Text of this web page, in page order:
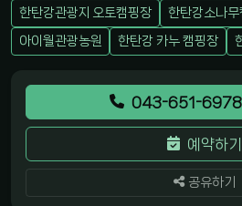
한탄강관광지 오토캠핑장
한탄강소나무
아이월관광농원
한탄강 카누 캠핑장
043-651-6978
예약하기
공유하기